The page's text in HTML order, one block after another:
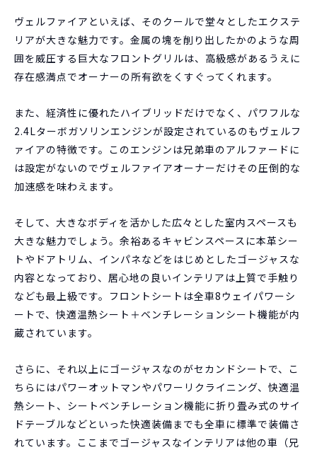
ヴェルファイアといえば、そのクールで堂々としたエクステ
リアが大きな魅力です。金属の塊を削り出したかのような周
囲を威圧する巨大なフロントグリルは、高級感があるうえに
存在感満点でオーナーの所有欲をくすぐってくれます。
また、経済性に優れたハイブリッドだけでなく、パワフルな
2.4Lターボガソリンエンジンが設定されているのもヴェルフ
ァイアの特徴です。このエンジンは兄弟車のアルファードに
は設定がないのでヴェルファイアオーナーだけその圧倒的な
加速感を味わえます。
そして、大きなボディを活かした広々とした室内スペースも
大きな魅力でしょう。余裕あるキャビンスペースに本革シー
トやドアトリム、インパネなどをはじめとしたゴージャスな
内容となっており、居心地の良いインテリアは上質で手触り
なども最上級です。フロントシートは全車8ウェイパワーシ
ートで、快適温熱シート＋ベンチレーションシート機能が内
蔵されています。
さらに、それ以上にゴージャスなのがセカンドシートで、こ
ちらにはパワーオットマンやパワーリクライニング、快適温
熱シート、シートベンチレーション機能に折り畳み式のサイ
ドテーブルなどといった快適装備までも全車に標準で装備さ
れています。ここまでゴージャスなインテリアは他の車（兄